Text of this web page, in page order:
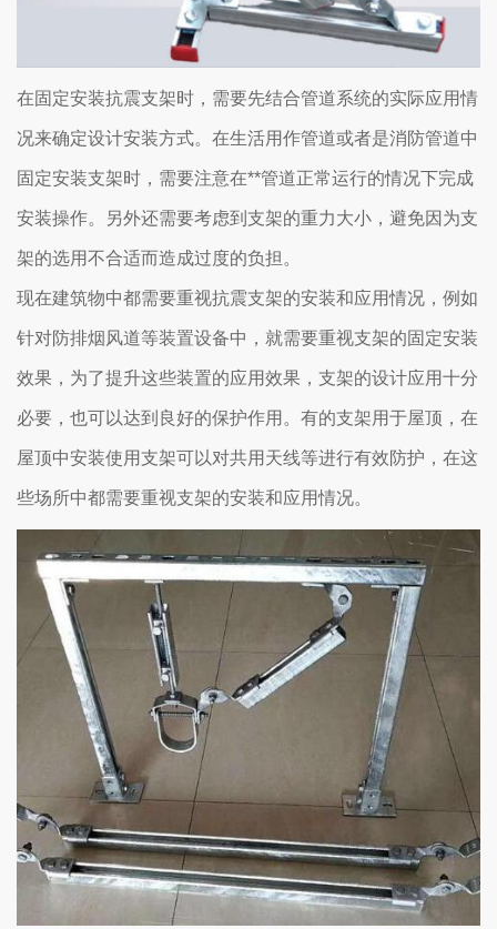
在固定安装抗震支架时，需要先结合管道系统的实际应用情
况来确定设计安装方式。在生活用作管道或者是消防管道中
固定安装支架时，需要注意在**管道正常运行的情况下完成
安装操作。另外还需要考虑到支架的重力大小，避免因为支
架的选用不合适而造成过度的负担。
现在建筑物中都需要重视抗震支架的安装和应用情况，例如
针对防排烟风道等装置设备中，就需要重视支架的固定安装
效果，为了提升这些装置的应用效果，支架的设计应用十分
必要，也可以达到良好的保护作用。有的支架用于屋顶，在
屋顶中安装使用支架可以对共用天线等进行有效防护，在这
些场所中都需要重视支架的安装和应用情况。